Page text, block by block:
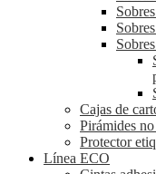
Cajas de
Pirámides
Protector
Línea ECO